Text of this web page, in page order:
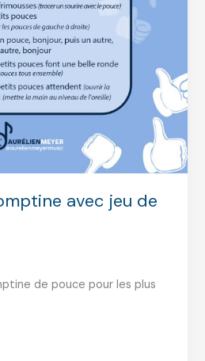
avec jeu de
de pouce pour les plus